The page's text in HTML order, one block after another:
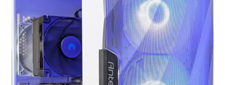
ご使用時にあたって